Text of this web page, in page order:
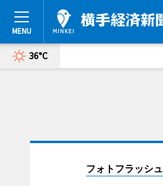
36°C
フォトフラッシュ